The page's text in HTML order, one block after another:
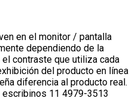
en el monitor / pantalla
dependiendo de la
contraste que utiliza cada
del producto en línea
diferencia al producto real.
escribinos 11 4979-3513